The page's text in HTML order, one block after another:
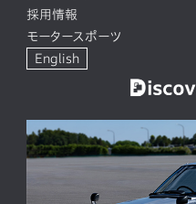
採用情報
モータースポーツ
English